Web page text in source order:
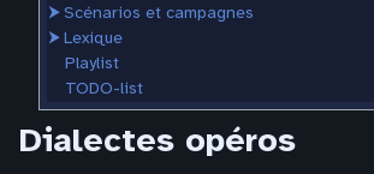
⮞Scénarios et campagnes
⮞Lexique
Playlist
TODO-list
Dialectes opéros